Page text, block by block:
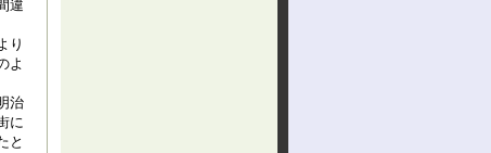
違
り
よ
治
に
と